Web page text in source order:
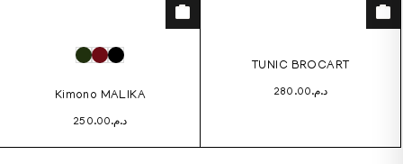
Kimono MALIKA
د.م.250.00
TUNIC BROCART
د.م.280.00